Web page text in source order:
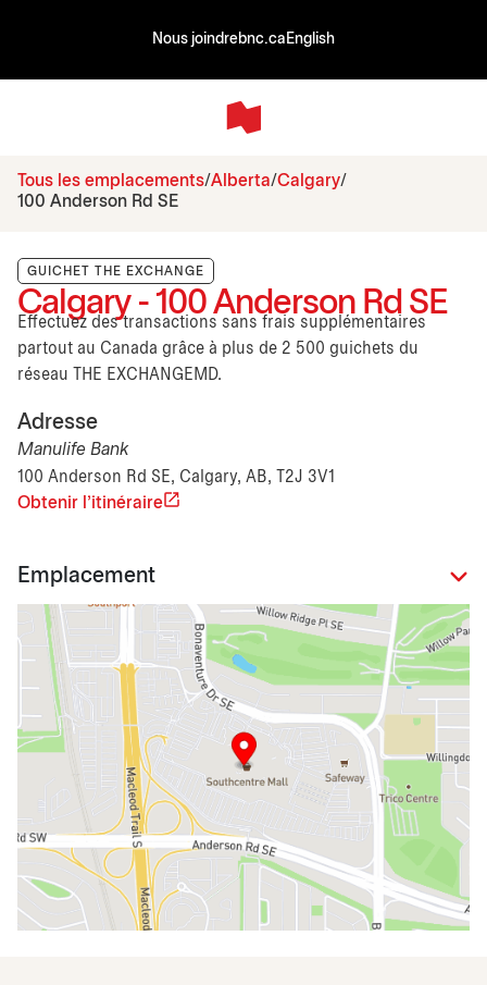
Nous joindrebnc.ca English
Tous les emplacements Alberta Calgary
100 Anderson Rd SE
GUICHET THE EXCHANGE
Calgary - 100 Anderson Rd SE
Effectuez des transactions sans frais supplémentaires
partout au Canada grâce à plus de 2 500 guichets du
réseau THE EXCHANGEMD.
Adresse
Manulife Bank
100 Anderson Rd SE, Calgary, AB, T2J 3V1
Obtenir l'itinéraire
Emplacement